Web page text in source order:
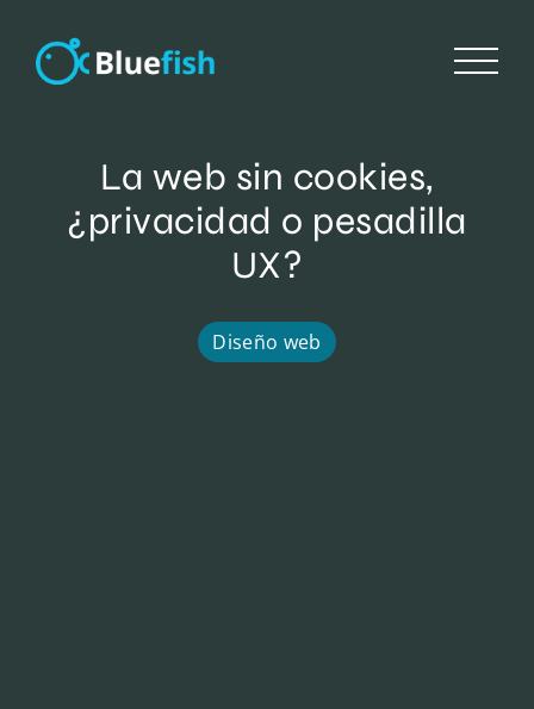
La web sin cookies,
¿privacidad o pesadilla
UX?
Diseño web